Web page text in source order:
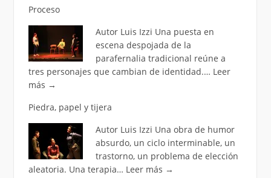
Proceso
Autor Luis Izzi Una puesta en
escena despojada de la
parafernalia tradicional reúne a
tres personajes que cambian de identidad.… Leer
más →
Piedra, papel y tijera
Autor Luis Izzi Una obra de humor
absurdo, un ciclo interminable, un
trastorno, un problema de elección
aleatoria. Una terapia… Leer más →